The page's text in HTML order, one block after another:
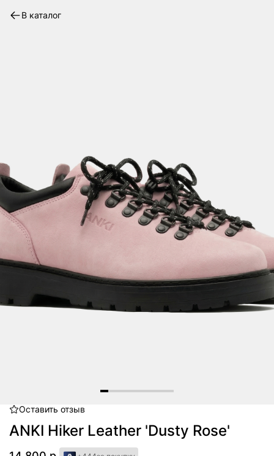
В каталог
ItemОставить отзыв
ANKI Hiker Leather 'Dusty Rose'